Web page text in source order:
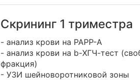
Скрининг 1 триместра
- анализ крови на PAPP-A
- анализ крови на b-ХГЧ-тест
фракция)
- УЗИ шейноворотниковой зоны